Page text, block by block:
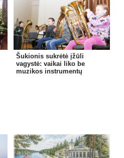
Šukionis sukrėtė įžūli
vagystė: vaikai liko be
muzikos instrumentų